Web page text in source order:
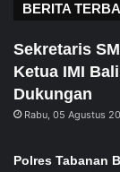
BERITA
Sekretaris
Ketua IMI
Dukungan
Rabu, 05 Agustus
Polres Tabanan